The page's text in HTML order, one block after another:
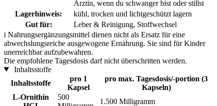
Ärztin, wenn du schwanger bist oder stillst
Lagerhinweis:
kühl, trocken und lichtgeschützt lagern
Gut für:
Leber & Reinigung, Stoffwechsel
i Nahrungsergänzungsmittel dienen nicht als Ersatz für eine
abwechslungsreiche ausgewogene Ernährung. Sie sind für Kinder
unerreichbar aufzubewahren.
Die empfohlene Tagesdosis darf nicht überschritten werden.
Inhaltsstoffe
Inhaltsstoffe
pro 1
Kapsel
pro max. Tagesdosis/-portion (3
Kapseln)
L-Ornithin
500
1.500 Milligramm